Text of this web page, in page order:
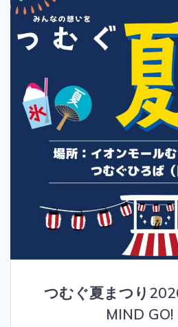
つむぐ夏まつり
MIND GO!